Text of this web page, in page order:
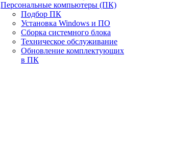
Персональные компьютеры (ПК)
Подбор ПК
Установка Windows и ПО
Сборка системного блока
Техническое обслуживание
Обновление комплектующих
в ПК